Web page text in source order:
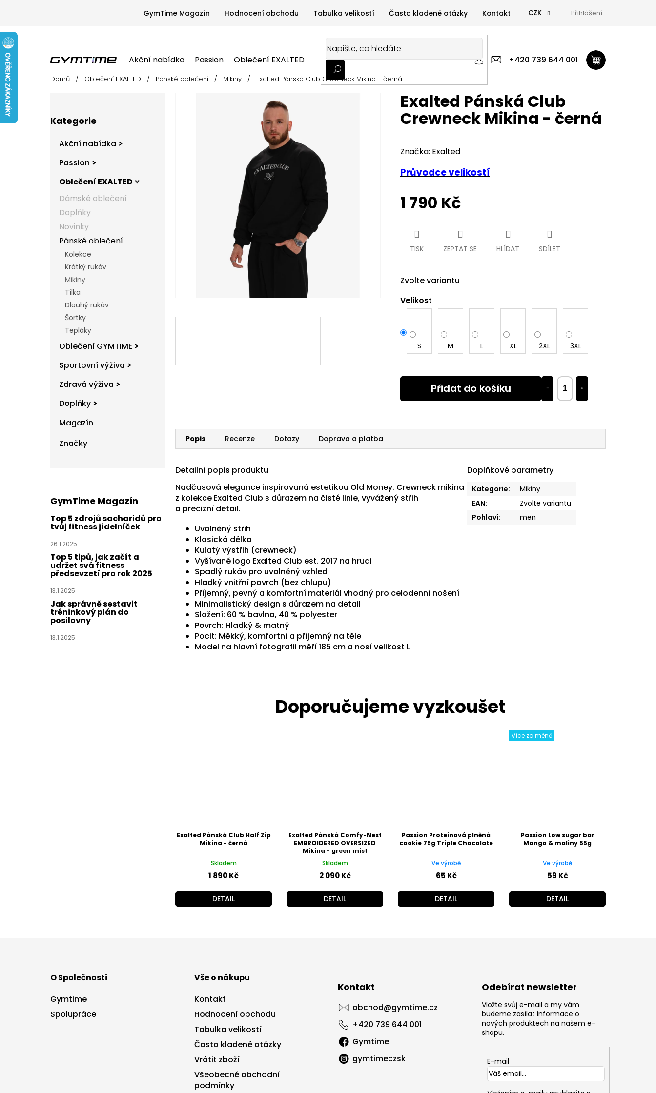
GymTime Magazín Hodnocení obchodu Tabulka velikostí Často kladené otázky Kontakt CZK Přihlášení
+420 739 644 001
Akční nabídka Passion Oblečení EXALTED Oblečení GYMTIME Sportovní výživa Zdravá výživa Doplňky GymTime Magazín
Akční nabídka Passion Oblečení EXALTED Oblečení GYMTIME Sportovní výživa Zdravá výživa Doplňky
Domů / Oblečení EXALTED / Pánské oblečení / Mikiny / Exalted Pánská Club Crewneck Mikina - černá
kategorie
Kategorie
Akční nabídka
Passion
Oblečení EXALTED
Dámské oblečení
Doplňky
Novinky
Pánské oblečení
Kolekce
Krátký rukáv
Mikiny
Tílka
Dlouhý rukáv
Šortky
Tepláky
Oblečení GYMTIME
Sportovní výživa
Zdravá výživa
Doplňky
Magazín
Značky
GymTime Magazín
Top 5 zdrojů sacharidů pro
tvůj fitness jídelníček
26.1.2025
Top 5 tipů, jak začít a
udržet svá fitness
předsevzetí pro rok 2025
13.1.2025
Jak správně sestavit
tréninkový plán do
posilovny
13.1.2025
1 790 Kč
Zvolte variantu
Velikost
S M L XL 2XL 3XL
+
−
Přidat do košíku
Průvodce velikostí
TISK ZEPTAT SE HLÍDAT SDÍLET
Exalted Pánská Club
Crewneck Mikina - černá
Značka: Exalted
Exalted Pánská Club Half Zip
Mikina - černá
Skladem
1 890 Kč
DETAIL
Exalted Pánská Comfy-Nest
EMBROIDERED OVERSIZED
Mikina - green mist
Skladem
2 090 Kč
DETAIL
Passion Proteinová plněná
cookie 75g Triple Chocolate
Ve výrobě
65 Kč
DETAIL
Více za méně
Passion Low sugar bar
Mango & maliny 55g
Ve výrobě
59 Kč
DETAIL
Popis Recenze Dotazy Doprava a platba
Detailní popis produktu
Nadčasová elegance inspirovaná estetikou Old Money. Crewneck mikina
z kolekce Exalted Club s důrazem na čisté linie, vyvážený střih
a precizní detail.
Uvolněný střih
Klasická délka
Kulatý výstřih (crewneck)
Vyšívané logo Exalted Club est. 2017 na hrudi
Spadlý rukáv pro uvolněný vzhled
Hladký vnitřní povrch (bez chlupu)
Příjemný, pevný a komfortní materiál vhodný pro celodenní nošení
Minimalistický design s důrazem na detail
Složení: 60 % bavlna, 40 % polyester
Povrch: Hladký & matný
Pocit: Měkký, komfortní a příjemný na těle
Model na hlavní fotografii měří 185 cm a nosí velikost L
Doplňkové parametry
Kategorie:
Mikiny
EAN:
Zvolte variantu
Pohlaví: men
O Společnosti
Gymtime
Spolupráce
Vše o nákupu
Kontakt
Hodnocení obchodu
Tabulka velikostí
Často kladené otázky
Vrátit zboží
Všeobecné obchodní
podmínky
Kontakt
obchod@gymtime.cz
+420 739 644 001
Gymtime
gymtimeczsk
Odebírat newsletter
Vložte svůj e-mail a my vám
budeme zasílat informace o
nových produktech na našem e-
shopu.
E-mail